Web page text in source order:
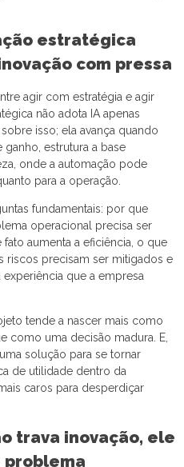
estratégica
com pressa
agir com estratégia e agir
não adota IA apenas
isso; ela avança quando
estrutura a base
onde a automação pode
para a operação.
fundamentais: por que
operacional precisa ser
aumenta a eficiência, o que
riscos precisam ser mitigados e
que a empresa
tende a nascer mais como
como uma decisão madura. E,
solução para se tornar
de utilidade dentro da
caros para desperdiçar
trava inovação, ele
problema